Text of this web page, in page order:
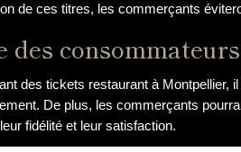
de ces titres, les commerçants
des consommateurs
des tickets restaurant à Montpellier,
De plus, les commerçants
fidélité et leur satisfaction.